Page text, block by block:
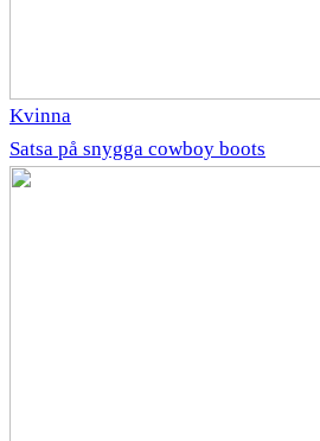
Kvinna
Satsa på snygga cowboy boots